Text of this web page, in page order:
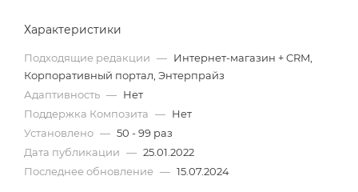
Характеристики
Подходящие редакции — Интернет-магазин + CRM,
Корпоративный портал, Энтерпрайз
Адаптивность — Нет
Поддержка Композита — Нет
Установлено — 50 - 99 раз
Дата публикации — 25.01.2022
Последнее обновление — 15.07.2024